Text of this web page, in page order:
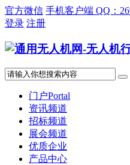
官方微信 手机客户端 QQ：
登录 注册
门户Portal
资讯频道
招标频道
展会频道
优质企业
产品中心